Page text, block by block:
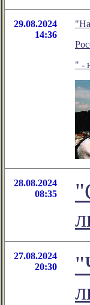
29.08.2024
14:36
" -
28.08.2024
08:35
27.08.2024
20:30